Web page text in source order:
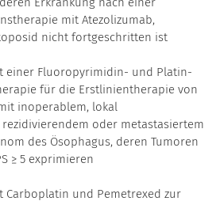
deren Erkrankung nach einer
mit Atezolizumab,
nicht fortgeschritten ist
einer Fluoropyrimidin- und Platin-
für die Erstlinientherapie von
inoperablem, lokal
oder metastasiertem
des Ösophagus, deren Tumoren
≥ 5 exprimieren
Carboplatin und Pemetrexed zur